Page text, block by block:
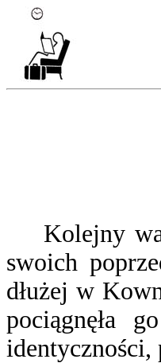
Kolejny
swoich
dłużej w
pociągnęła